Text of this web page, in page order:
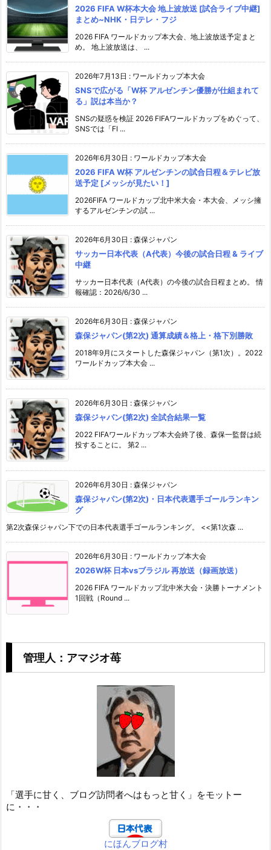
2026 FIFA W杯本大会 地上波放送 [試合ライブ中継]
まとめ~NHK・日テレ・フジ
2026 FIFA ワールドカップ本大会、地上波放送予定まと
め。 地上波放送は、 ...
2026年7月13日 : ワールドカップ本大会
SNSで広がる「W杯 アルゼンチン優勝が仕組まれて
る」説は本当か？
SNSの疑惑を検証 2026 FIFAワールドカップをめぐって、
SNSでは「FI ...
2026年6月30日 : ワールドカップ本大会
2026 FIFA W杯 アルゼンチンの試合日程＆テレビ放
送予定 [メッシが見たい！]
2026FIFA ワールドカップ北中米大会・本大会、メッシ擁
するアルゼンチンの試 ...
2026年6月30日 : 森保ジャパン
サッカー日本代表（A代表）今後の試合日程 & ライブ
中継
サッカー日本代表（A代表）の今後の試合日程まとめ。 情
報確認：2026/6/30 ...
2026年6月30日 : 森保ジャパン
森保ジャパン(第2次) 通算成績＆格上・格下別勝敗
2018年9月にスタートした森保ジャパン（第1次）。2022
ワールドカップ本大会 ...
2026年6月30日 : 森保ジャパン
森保ジャパン(第2次) 全試合結果一覧
2022 FIFAワールドカップ本大会終了後、森保一監督は続
投することに。 第2 ...
2026年6月30日 : 森保ジャパン
森保ジャパン(第2次)・日本代表選手ゴールランキン
グ
第2次森保ジャパン下での日本代表選手ゴールランキング。 <<第1次森 ...
2026年6月30日 : ワールドカップ本大会
2026W杯 日本vsブラジル 再放送（録画放送）
2026 FIFA ワールドカップ北中米大会・決勝トーナメント
1回戦（Round ...
管理人：アマジオ苺
「選手に甘く、ブログ訪問者へはもっと甘く」をモットー
に・・・
にほんブログ村